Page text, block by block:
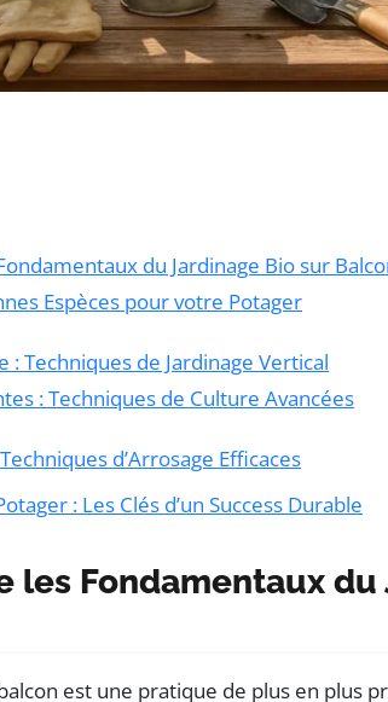
du Jardinage Bio sur
Espèces pour votre Potager
: Techniques de Jardinage Vertical
: Techniques de Culture Avancées
d’Arrosage Efficaces
: Les Clés d’un Success Durable
les Fondamentaux
est une pratique de plus en plus